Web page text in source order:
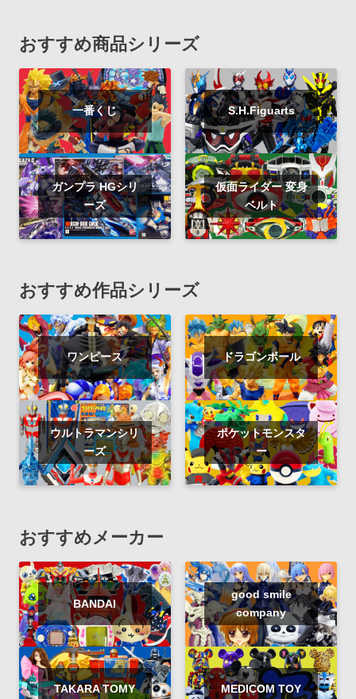
おすすめ商品シリーズ
一番くじ S.H.Figuarts
ガンプラ HGシリ
ーズ
仮面ライダー 変身
ベルト
おすすめ作品シリーズ
ワンピース ドラゴンボール
ウルトラマンシリ
ーズ
ポケットモンスタ
ー
おすすめメーカー
BANDAI
good smile
company
TAKARA TOMY MEDICOM TOY